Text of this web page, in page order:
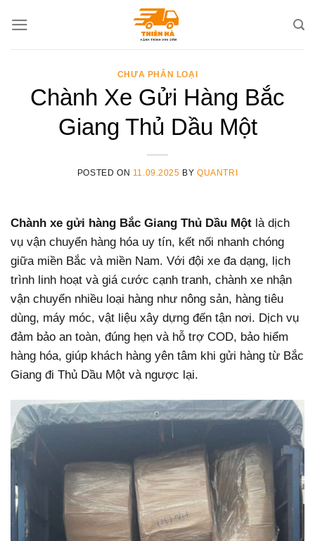
CHƯA PHÂN LOẠI
Chành Xe Gửi Hàng Bắc
Giang Thủ Dầu Một
POSTED ON 11.09.2025 BYQUANTRI
Chành xe gửi hàng Bắc Giang Thủ Dầu Một là dịch
vụ vận chuyển hàng hóa uy tín, kết nối nhanh chóng
giữa miền Bắc và miền Nam. Với đội xe đa dạng, lịch
trình linh hoạt và giá cước cạnh tranh, chành xe nhận
vận chuyển nhiều loại hàng như nông sản, hàng tiêu
dùng, máy móc, vật liệu xây dựng đến tận nơi. Dịch vụ
đảm bảo an toàn, đúng hẹn và hỗ trợ COD, bảo hiểm
hàng hóa, giúp khách hàng yên tâm khi gửi hàng từ Bắc
Giang đi Thủ Dầu Một và ngược lại.